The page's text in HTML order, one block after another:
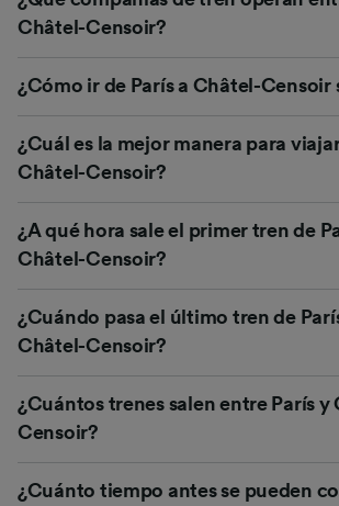
Châtel-Censoir?
¿Cómo ir de París a Châtel-Censoir
¿Cuál es la mejor manera para
Châtel-Censoir?
¿A qué hora sale el primer tren de
Châtel-Censoir?
¿Cuándo pasa el último tren de
Châtel-Censoir?
¿Cuántos trenes salen entre París y
Censoir?
¿Cuánto tiempo antes se pueden